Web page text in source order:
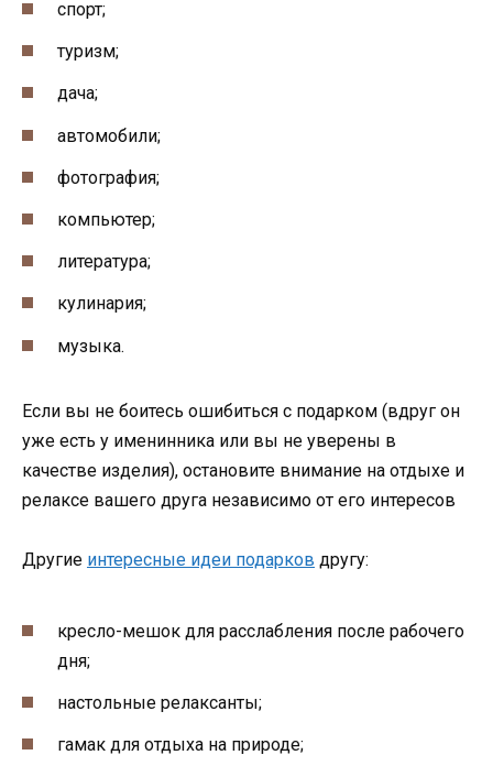
спорт;
туризм;
дача;
автомобили;
фотография;
компьютер;
литература;
кулинария;
музыка.
Если вы не боитесь ошибиться с подарком (вдруг он
уже есть у именинника или вы не уверены в
качестве изделия), остановите внимание на отдыхе и
релаксе вашего друга независимо от его интересов
Другие интересные идеи подарков другу:
кресло-мешок для расслабления после рабочего
дня;
настольные релаксанты;
гамак для отдыха на природе;